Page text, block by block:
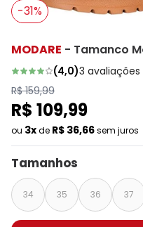
-31%
MODARE - Tamanco
(4,0)3 avaliações
R$ 159,99
R$ 109,99
ou 3xde R$ 36,66sem juros
Tamanhos
34 35 36 37